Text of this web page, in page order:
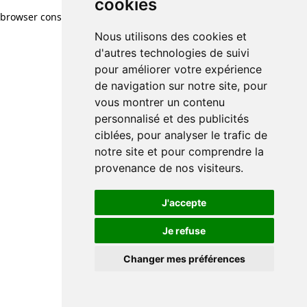
cookies
Nous utilisons des cookies et
d'autres technologies de suivi
pour améliorer votre expérience
de navigation sur notre site, pour
vous montrer un contenu
personnalisé et des publicités
ciblées, pour analyser le trafic de
notre site et pour comprendre la
provenance de nos visiteurs.
J'accepte
Je refuse
Changer mes préférences
browser console for more information)